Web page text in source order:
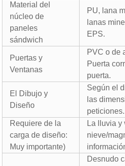
Material del
núcleo de
paneles
sándwich
PU, lana
lanas
EPS.
Puertas y
Ventanas
PVC o de
Puerta
puerta.
El Dibujo y
Diseño
Según el
las
peticiones.
Requiere de la
carga de diseño:
Muy importante)
La lluvia y
nieve/
Desnudo